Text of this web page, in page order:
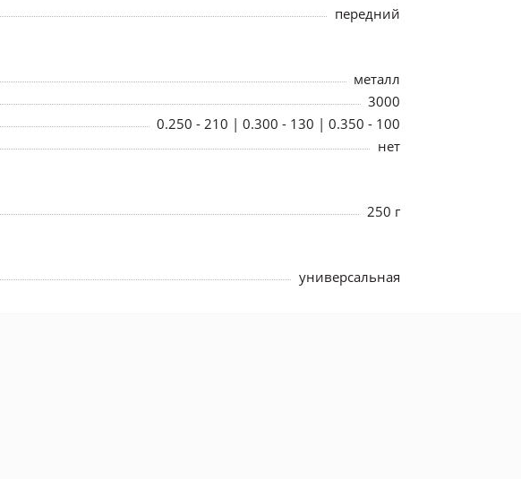
передний
металл
3000
0.250 - 210 | 0.300 - 130 | 0.350 - 100
нет
250 г
универсальная